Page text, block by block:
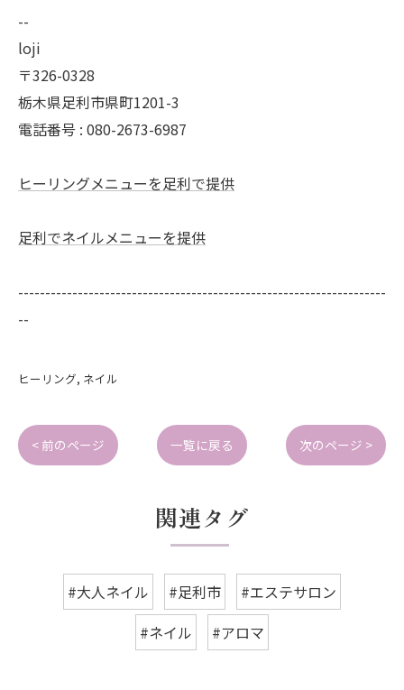
--
loji
〒326-0328
栃木県足利市県町1201-3
電話番号 : 080-2673-6987
ヒーリングメニューを足利で提供
足利でネイルメニューを提供
--------------------------------------------------------------------
--
ヒーリング ネイル
< 前のページ 一覧に戻る 次のページ >
関連タグ
#大人ネイル #足利市
#エステサロン
#ネイル
#アロマ